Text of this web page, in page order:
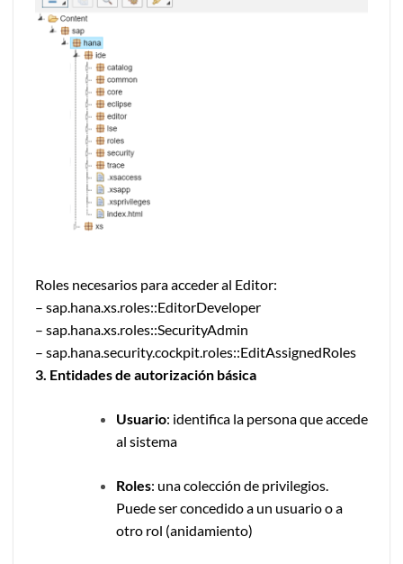
Roles necesarios para acceder al Editor:
– sap.hana.xs.roles::EditorDeveloper
– sap.hana.xs.roles::SecurityAdmin
– sap.hana.security.cockpit.roles::EditAssignedRoles
3. Entidades de autorización básica
Usuario: identifica la persona que accede
al sistema
Roles: una colección de privilegios.
Puede ser concedido a un usuario o a
otro rol (anidamiento)